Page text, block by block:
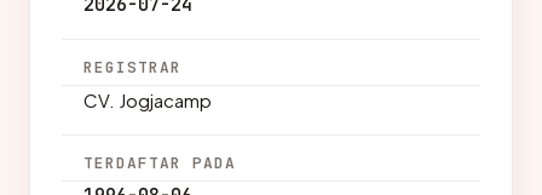
2026-07-24
REGISTRAR
CV. Jogjacamp
TERDAFTAR PADA